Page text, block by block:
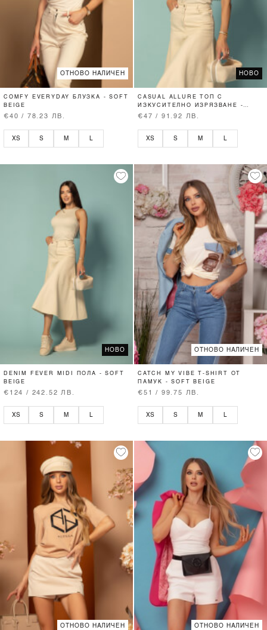
ОТНОВО НАЛИЧЕН
COMFY EVERYDAY БЛУЗКА - SOFT
BEIGE
€40 / 78.23 ЛВ.
XS S M L
НОВО
CASUAL ALLURE ТОП С
ИЗКУСИТЕЛНО ИЗРЯЗВАНЕ -
SOFT BEIGE
€47 / 91.92 ЛВ.
XS S M L
НОВО
DENIM FEVER MIDI ПОЛА - SOFT
BEIGE
€124 / 242.52 ЛВ.
XS S M
ОТНОВО НАЛИЧЕН
CATCH MY VIBE T-SHIRT ОТ
ПАМУК - SOFT BEIGE
€51 / 99.75 ЛВ.
XS S M
ОТНОВО НАЛИЧЕН ОТНОВО НАЛИЧЕН